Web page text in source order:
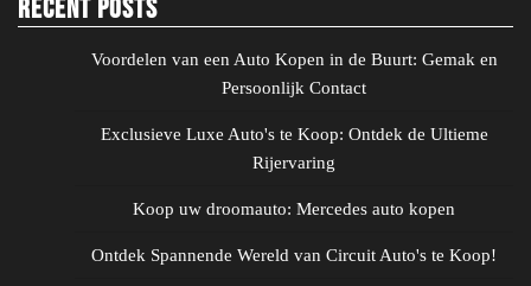
Recent Posts
Voordelen van een Auto Kopen in de Buurt: Gemak en
Persoonlijk Contact
Exclusieve Luxe Auto's te Koop: Ontdek de Ultieme
Rijervaring
Koop uw droomauto: Mercedes auto kopen
Ontdek Spannende Wereld van Circuit Auto's te Koop!